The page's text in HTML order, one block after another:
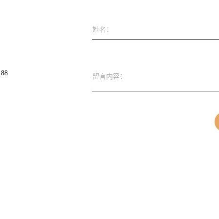
姓名：
留言内容：